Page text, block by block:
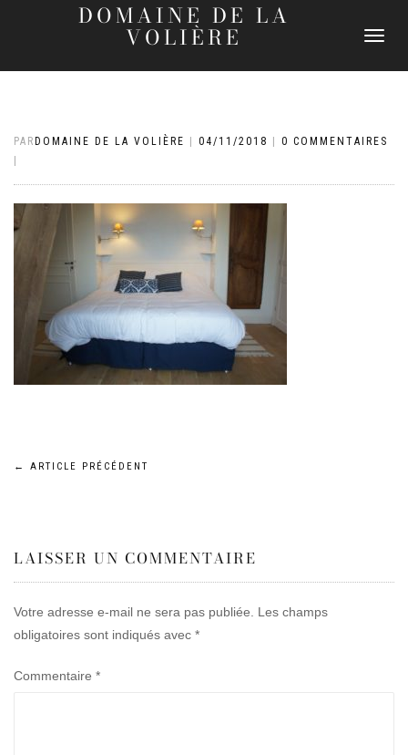
DOMAINE DE LA
VOLIÈRE
DÉPLIER
PAR DOMAINE DE LA VOLIÈRE 04/11/2018
0 COMMENTAIRES
Navigation
l’article
← ARTICLE PRÉCÉDENT
LAISSER UN COMMENTAIRE
Votre adresse e-mail ne sera pas publiée.
Les champs
obligatoires sont indiqués avec *
Commentaire *